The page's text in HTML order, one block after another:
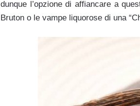
dunque l’opzione di affiancare a
Bruton o le vampe liquorose di una